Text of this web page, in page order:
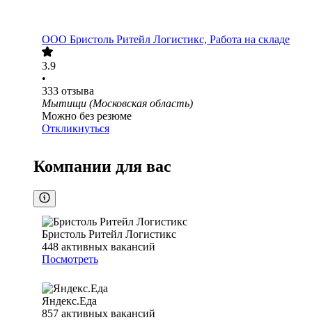
ООО Бристоль Ритейл Логистикс, Работа на складе
3.9
•
333 отзыва
Мытищи (Московская область)
Можно без резюме
Откликнуться
Компании для вас
Бристоль Ритейл Логистикс
448 активных вакансий
Посмотреть
Яндекс.Еда
857 активных вакансий